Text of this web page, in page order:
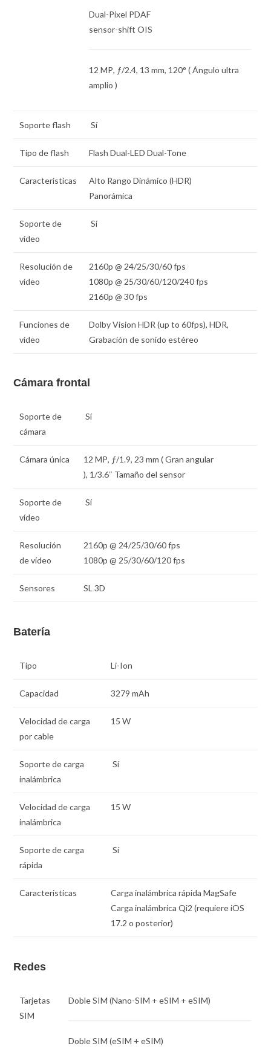
Dual-Pixel PDAF
sensor-shift OIS
12 MP, ƒ/2.4, 13 mm, 120° ( Ángulo ultra
amplio )
Soporte flash Sí
Tipo de flash Flash Dual-LED Dual-Tone
Caracteristicas
Alto Rango Dinámico (HDR)
Panorámica
Soporte de
vídeo
Sí
Resolución de
vídeo
2160p @ 24/25/30/60 fps
1080p @ 25/30/60/120/240 fps
2160p @ 30 fps
Funciones de
vídeo
Dolby Vision HDR (up to 60fps), HDR,
Grabación de sonido estéreo
Cámara frontal
Soporte de
cámara
Sí
Cámara única 12 MP, ƒ/1.9,23 mm ( Gran angular
), 1/3.6″ Tamaño del sensor
Soporte de
vídeo
Sí
Resolución
de vídeo
2160p @ 24/25/30/60 fps
1080p @ 25/30/60/120 fps
Sensores SL 3D
Batería
Tipo Li-Ion
Capacidad 3279 mAh
Velocidad de carga
por cable
15 W
Soporte de carga
inalámbrica
Sí
Velocidad de carga
inalámbrica
15 W
Soporte de carga
rápida
Sí
Caracteristicas
Carga inalámbrica rápida MagSafe
Carga inalámbrica Qi2 (requiere iOS
17.2 o posterior)
Redes
Tarjetas
SIM
Doble SIM (Nano-SIM + eSIM + eSIM)
Doble SIM (eSIM + eSIM)